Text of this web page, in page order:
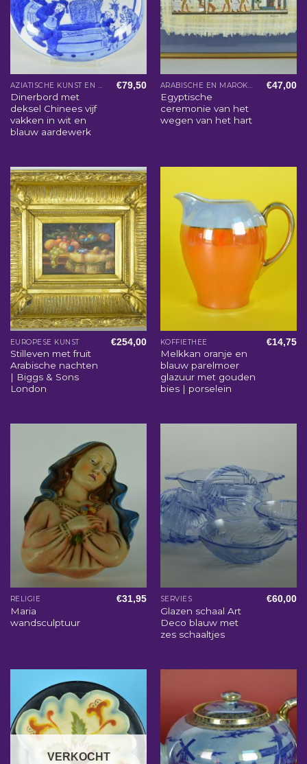
Dinerbord met
deksel Chinees vijf
vakken in wit en
blauw aardewerk
€79,50
Egyptische
ceremonie van het
wegen van het hart
€47,00
EUROPESE KUNST
Stilleven met fruit
Arabische nachten
| Biggs & Sons
London
€254,00 KOFFIETHEE
Melkkan oranje en
blauw parelmoer
glazuur met gouden
bies | porselein
€14,75
RELIGIE
Maria
wandsculptuur
€31,95 SERVIES
Glazen schaal Art
Deco blauw met
zes schaaltjes
€60,00
VERKOCHT